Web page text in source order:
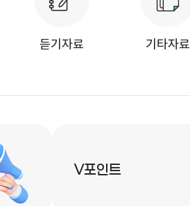
듣기자료 기타자료
V포인트